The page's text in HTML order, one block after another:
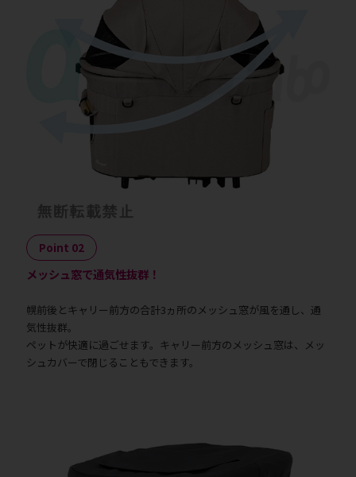
Point 02
メッシュ窓で通気性抜群！
幌前後とキャリー前方の合計3ヵ所のメッシュ窓が風を通し、通
気性抜群。
ペットが快適に過ごせます。キャリー前方のメッシュ窓は、メッ
シュカバーで閉じることもできます。